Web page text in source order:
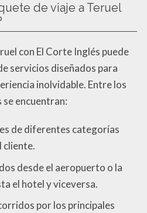
de viaje a Teruel
con El Corte Inglés puede
servicios diseñados para
inolvidable. Entre los
se encuentran:
de diferentes categorías
cliente.
desde el aeropuerto o la
el hotel y viceversa.
por los principales